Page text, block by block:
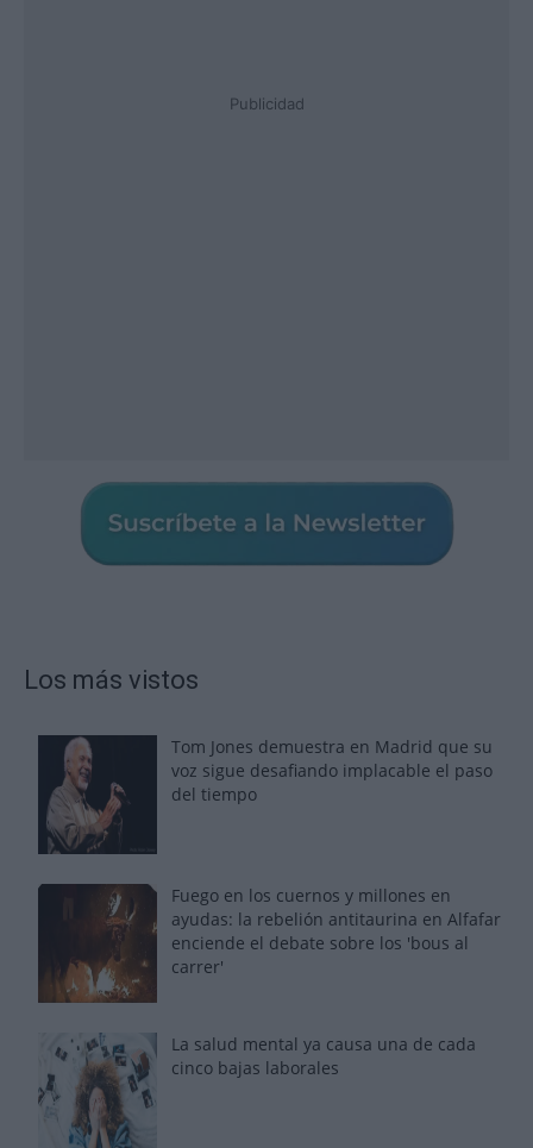
Publicidad
Los más vistos
Tom Jones demuestra en Madrid que su
voz sigue desafiando implacable el paso
del tiempo
Fuego en los cuernos y millones en
ayudas: la rebelión antitaurina en Alfafar
enciende el debate sobre los 'bous al
carrer'
La salud mental ya causa una de cada
cinco bajas laborales